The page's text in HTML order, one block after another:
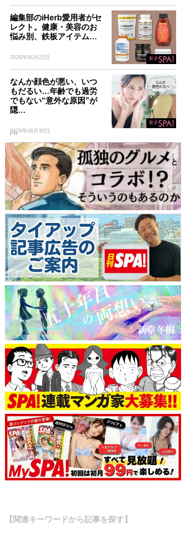
編集部のiHerb愛用者がセ
レクト。健康・美容のお
悩み別、鉄板アイテム…
2026年06月22日
なんか顔色が悪い、いつ
もだるい…年齢でも過労
でもない“意外な原因”が
隠…
2026年06月30日
PR
【関連キーワードから記事を探す】